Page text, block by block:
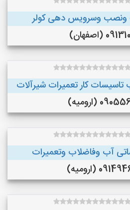
ونصب وسرویس دهی کولر
(اصفهان)
کار تعمیرات شیرآلات
(ارومیه)
آب وفاضلاب وتعمیرات
(ارومیه)